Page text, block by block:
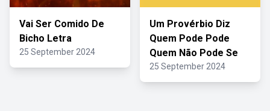
Vai Ser Comido De
Bicho Letra
25 September 2024
Um Provérbio Diz
Quem Pode Pode
Quem Não Pode Se
25 September 2024